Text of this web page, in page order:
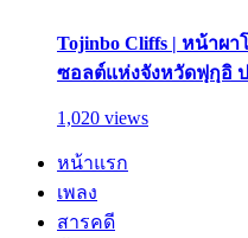
Tojinbo Cliffs | หน้าผ
ซอลต์แห่งจังหวัดฟุกุอิ
1,020 views
หน้าแรก
เพลง
สารคดี